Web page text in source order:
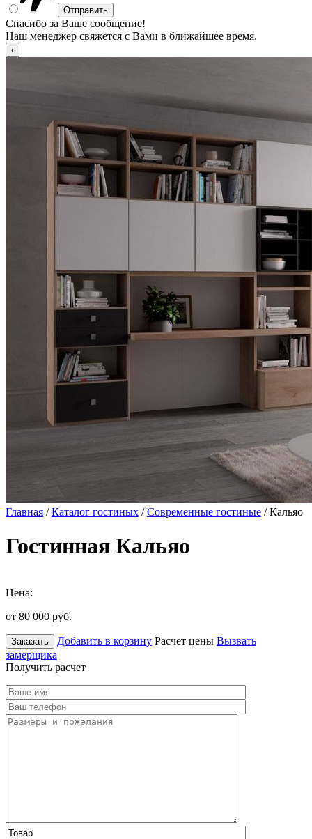
Спасибо за Ваше сообщение!
Наш менеджер свяжется с Вами в ближайшее время.
Главная /Каталог гостиных /Современные гостиные / Кальяо
Гостинная Кальяо
Цена:
от 80 000 руб.
Заказать Добавить в корзину Расчет цены Вызвать
замерщика
Получить расчет